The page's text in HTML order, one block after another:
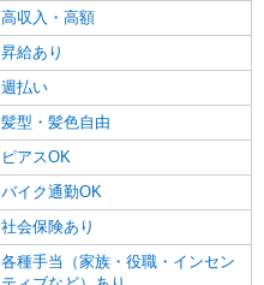
高収入・高額
昇給あり
週払い
髪型・髪色自由
ピアスOK
バイク通勤OK
社会保険あり
各種手当（家族・役職・インセン